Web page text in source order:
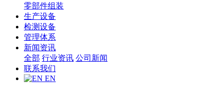
零部件组装
生产设备
检测设备
管理体系
新闻资讯
全部 行业资讯 公司新闻
联系我们
EN